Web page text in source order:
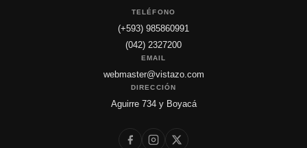
TELÉFONO
(+593) 985860991
(042) 2327200
EMAIL
webmaster@vistazo.com
DIRECCIÓN
Aguirre 734 y Boyacá